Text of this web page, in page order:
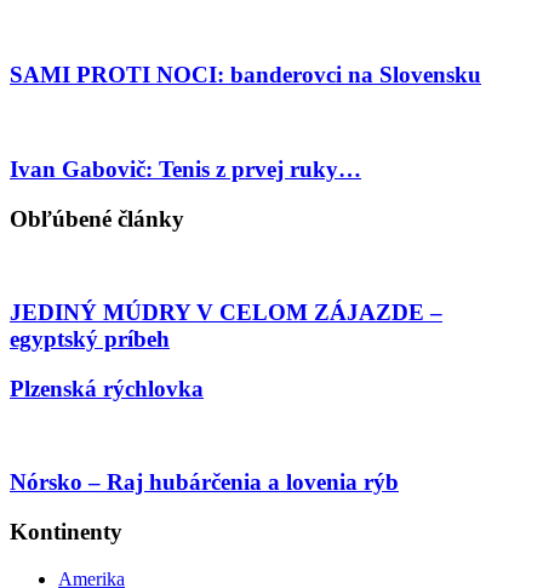
SAMI PROTI NOCI: banderovci na Slovensku
Ivan Gabovič: Tenis z prvej ruky…
Obľúbené články
JEDINÝ MÚDRY V CELOM ZÁJAZDE –
egyptský príbeh
Plzenská rýchlovka
Nórsko – Raj hubárčenia a lovenia rýb
Kontinenty
Amerika